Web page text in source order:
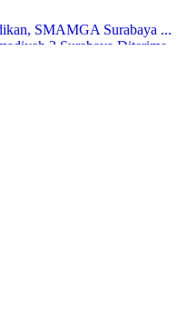
SMAMGA Surabaya ...
3 Surabaya Diterima...
Jalur SNBP dan Poltekkes J...
Siswa Smamga Tutup Keg...
Diuji Kemenag, Peserta Ter...